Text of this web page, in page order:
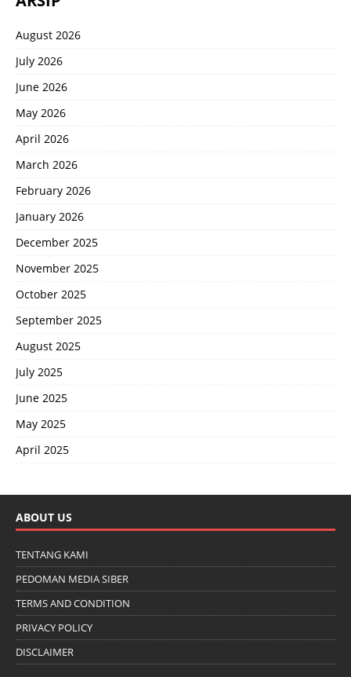
August 2026
July 2026
June 2026
May 2026
April 2026
March 2026
February 2026
January 2026
December 2025
November 2025
October 2025
September 2025
August 2025
July 2025
June 2025
May 2025
April 2025
ABOUT US
TENTANG KAMI
PEDOMAN MEDIA SIBER
TERMS AND CONDITION
PRIVACY POLICY
DISCLAIMER